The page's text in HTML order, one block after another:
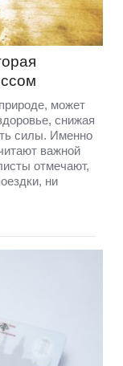
может
снижая
силы. Именно
важной
отмечают,
ни